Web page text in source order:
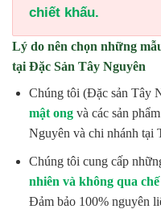
chiết khấu.
Lý do nên chọn những
tại Đặc Sản Tây Nguyên
Chúng tôi (Đặc sản Tây
mật ongvà các sản
Nguyên và chi nhánh tại
Chúng tôi cung cấp
nhiên và không qua
Đảm bảo 100% nguyên